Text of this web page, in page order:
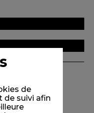
de
de suivi afin